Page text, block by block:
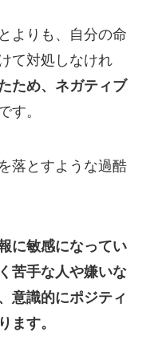
よりも、自分の命
て対処しなけれ
ため、ネガティブ
す。
落とすような過酷
に敏感になってい
苦手な人や嫌いな
意識的にポジティ
ます。